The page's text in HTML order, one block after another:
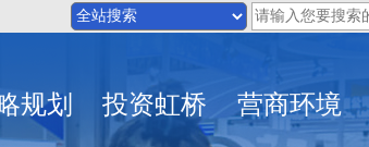
规划 投资虹桥 营商环境